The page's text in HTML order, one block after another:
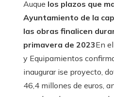
Auque los plazos que
Ayuntamiento de la
las obras finalicen
primavera de 2023En
y Equipamientos
inaugurar ise proyecto,
46,4 millones de euros,